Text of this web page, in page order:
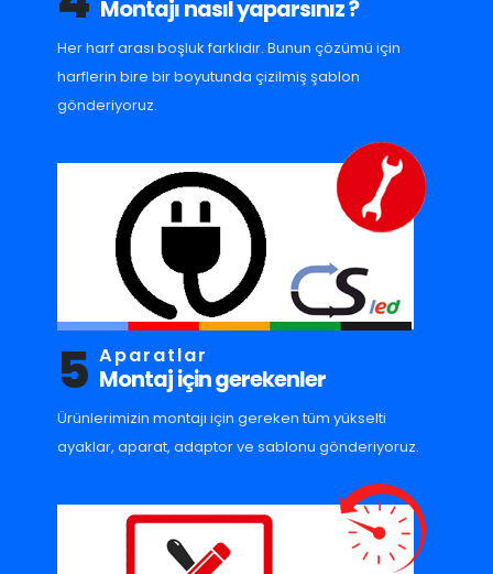
Montajı nasıl yaparsınız ?
Her harf arası boşluk farklıdır. Bunun çözümü için
harflerin bire bir boyutunda çizilmiş şablon
gönderiyoruz.
5 Aparatlar
Montaj için gerekenler
Ürünlerimizin montajı için gereken tüm yükselti
ayaklar, aparat, adaptor ve sablonu gönderiyoruz.